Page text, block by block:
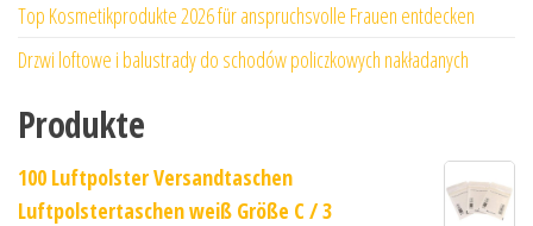
Top Kosmetikprodukte 2026 für anspruchsvolle Frauen entdecken
Drzwi loftowe i balustrady do schodów policzkowych nakładanych
Produkte
100 Luftpolster Versandtaschen
Luftpolstertaschen weiß Größe C / 3